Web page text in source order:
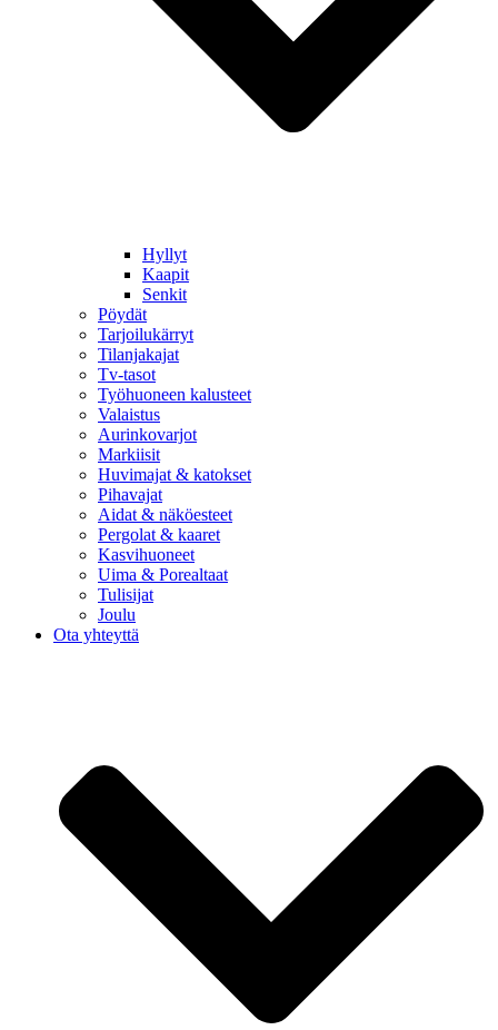
Hyllyt
Kaapit
Senkit
Pöydät
Tarjoilukärryt
Tilanjakajat
Tv-tasot
Työhuoneen kalusteet
Valaistus
Aurinkovarjot
Markiisit
Huvimajat & katokset
Pihavajat
Aidat & näköesteet
Pergolat & kaaret
Kasvihuoneet
Uima & Porealtaat
Tulisijat
Joulu
Ota yhteyttä